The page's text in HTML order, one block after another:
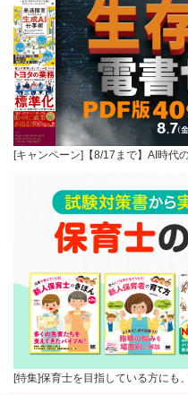
[キャンペーン]【8/17まで】AI時代
[特集]保育士を目指している方に